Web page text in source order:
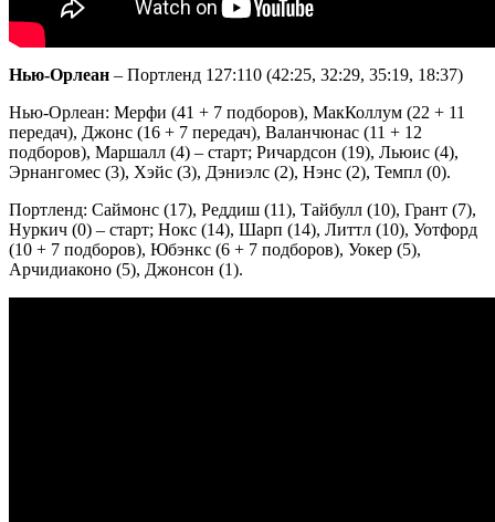
Нью-Орлеан – Портленд 127:110 (42:25, 32:29, 35:19, 18:37)
Нью-Орлеан: Мерфи (41 + 7 подборов), МакКоллум (22 + 11
передач), Джонс (16 + 7 передач), Валанчюнас (11 + 12
подборов), Маршалл (4) – старт; Ричардсон (19), Льюис (4),
Эрнангомес (3), Хэйс (3), Дэниэлс (2), Нэнс (2), Темпл (0).
Портленд: Саймонс (17), Реддиш (11), Тайбулл (10), Грант (7),
Нуркич (0) – старт; Нокс (14), Шарп (14), Литтл (10), Уотфорд
(10 + 7 подборов), Юбэнкс (6 + 7 подборов), Уокер (5),
Арчидиаконо (5), Джонсон (1).